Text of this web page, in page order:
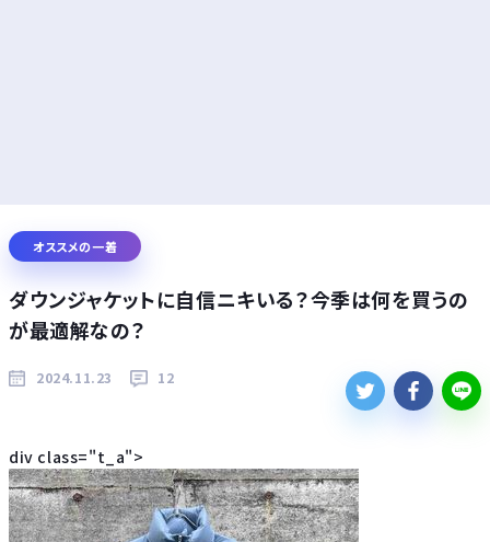
オススメの一着
ダウンジャケットに自信ニキいる？今季は何を買うの
が最適解なの？
2024.11.23 12
div class="t_a">